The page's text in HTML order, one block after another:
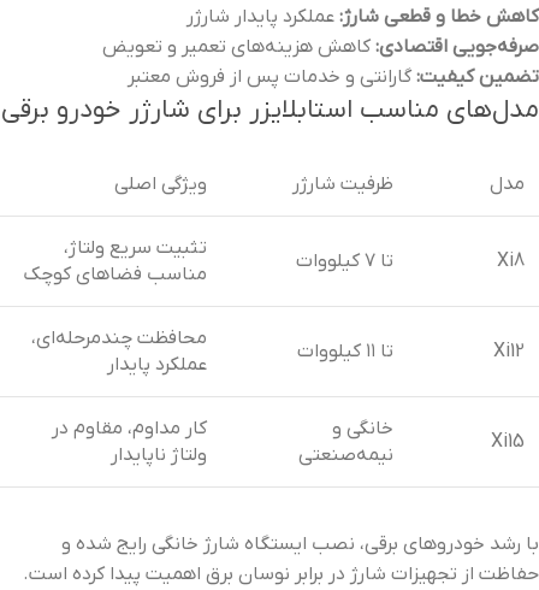
کاهش خطا و قطعی شارژ: عملکرد پایدار شارژر
صرفه‌جویی اقتصادی: کاهش هزینه‌های تعمیر و تعویض
تضمین کیفیت: گارانتی و خدمات پس از فروش معتبر
مدل‌های مناسب استابلایزر برای شارژر خودرو برقی
مدل ظرفیت شارژر ویژگی اصلی
Xi8 تا ۷ کیلووات
تثبیت سریع ولتاژ،
مناسب فضاهای کوچک
Xi12 تا ۱۱ کیلووات
محافظت چندمرحله‌ای،
عملکرد پایدار
Xi15
خانگی و
نیمه‌صنعتی
کار مداوم، مقاوم در
ولتاژ ناپایدار
با رشد خودروهای برقی، نصب ایستگاه شارژ خانگی رایج شده و
حفاظت از تجهیزات شارژ در برابر نوسان برق اهمیت پیدا کرده است.